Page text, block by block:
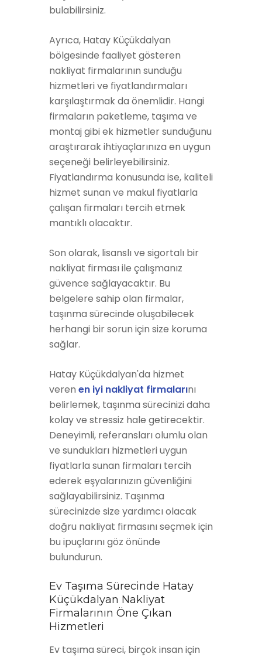
bulabilirsiniz.
Ayrıca, Hatay Küçükdalyan
bölgesinde faaliyet gösteren
nakliyat firmalarının sunduğu
hizmetleri ve fiyatlandırmaları
karşılaştırmak da önemlidir. Hangi
firmaların paketleme, taşıma ve
montaj gibi ek hizmetler sunduğunu
araştırarak ihtiyaçlarınıza en uygun
seçeneği belirleyebilirsiniz.
Fiyatlandırma konusunda ise, kaliteli
hizmet sunan ve makul fiyatlarla
çalışan firmaları tercih etmek
mantıklı olacaktır.
Son olarak, lisanslı ve sigortalı bir
nakliyat firması ile çalışmanız
güvence sağlayacaktır. Bu
belgelere sahip olan firmalar,
taşınma sürecinde oluşabilecek
herhangi bir sorun için size koruma
sağlar.
Hatay Küçükdalyan'da hizmet
veren en iyi nakliyat firmalarını
belirlemek, taşınma sürecinizi daha
kolay ve stressiz hale getirecektir.
Deneyimli, referansları olumlu olan
ve sundukları hizmetleri uygun
fiyatlarla sunan firmaları tercih
ederek eşyalarınızın güvenliğini
sağlayabilirsiniz. Taşınma
sürecinizde size yardımcı olacak
doğru nakliyat firmasını seçmek için
bu ipuçlarını göz önünde
bulundurun.
Ev Taşıma Sürecinde Hatay
Küçükdalyan Nakliyat
Firmalarının Öne Çıkan
Hizmetleri
Ev taşıma süreci, birçok insan için